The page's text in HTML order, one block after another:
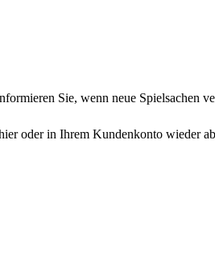
Sie, wenn neue Spielsachen
oder in Ihrem Kundenkonto wieder